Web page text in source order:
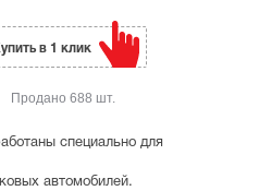
специально для
автомобилей.
в 1 клик
Продано 688 шт.